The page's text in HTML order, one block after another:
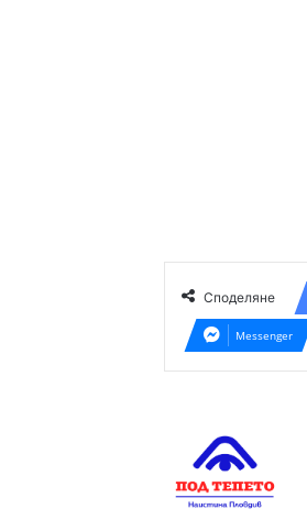
Споделяне
Messenger